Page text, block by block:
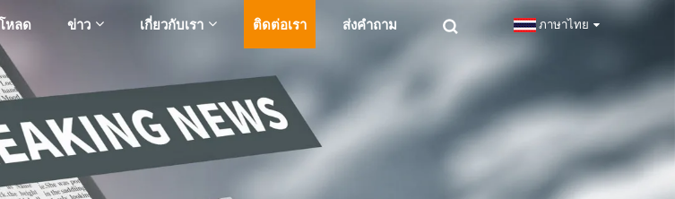
หลด ข่าว เกี่ยวกับเรา ติดต่อเรา ส่งคำถาม ภาษาไทย